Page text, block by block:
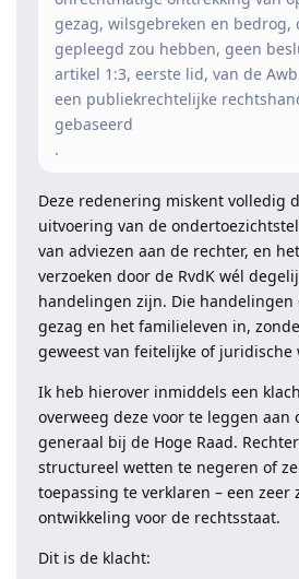
gezag, wilsgebreken en bedrog,
gepleegd zou hebben, geen
artikel 1:3, eerste lid, van de
een publiekrechtelijke
gebaseerd
.
Deze redenering miskent volledig
uitvoering van de
van adviezen aan de rechter, en
verzoeken door de RvdK wél
handelingen zijn. Die
gezag en het familieleven in,
geweest van feitelijke of
Ik heb hierover inmiddels een
overweeg deze voor te leggen aan
generaal bij de Hoge Raad.
structureel wetten te negeren of
toepassing te verklaren – een zeer
ontwikkeling voor de rechtsstaat.
Dit is de klacht: